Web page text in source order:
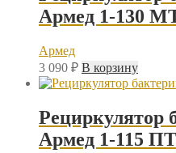
Армед 1-130
Армед
3 090 ₽ В корзину
Рециркулятор
Армед 1-115 ПТ